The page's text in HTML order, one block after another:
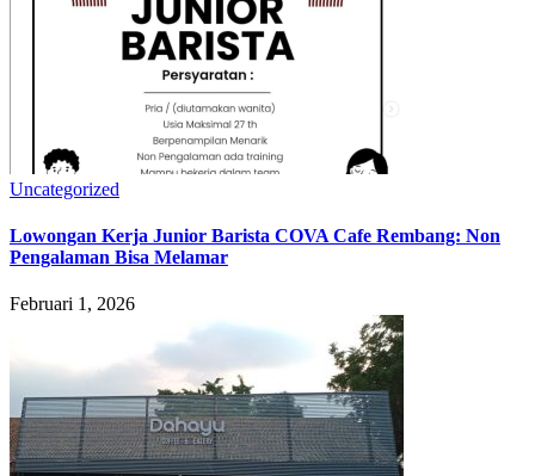
Uncategorized
Lowongan Kerja Junior Barista COVA Cafe Rembang: Non
Pengalaman Bisa Melamar
Februari 1, 2026